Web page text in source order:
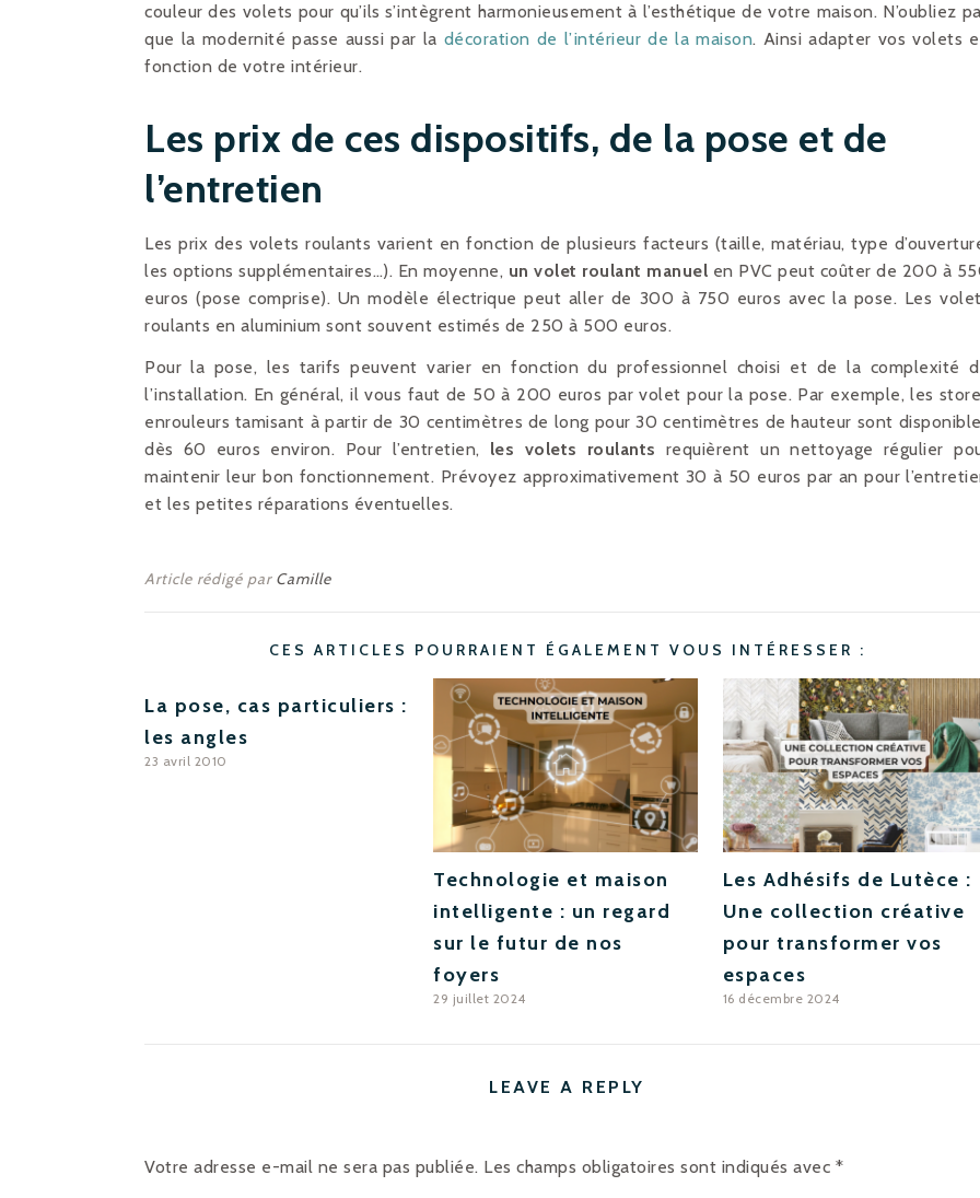
couleur des volets pour qu’ils s’intègrent harmonieusement à l’esthétique de votre maison. N’oubliez
que la modernité passe aussi par la décoration de l’intérieur de la maison. Ainsi adapter vos volets
fonction de votre intérieur.
Les prix de ces dispositifs, de la pose et de
l’entretien
Les prix des volets roulants varient en fonction de plusieurs facteurs (taille, matériau, type
les options supplémentaires…). En moyenne, un volet roulant manuel en PVC peut coûter de 200 à
euros (pose comprise). Un modèle électrique peut aller de 300 à 750 euros avec la pose. Les
roulants en aluminium sont souvent estimés de 250 à 500 euros.
Pour la pose, les tarifs peuvent varier en fonction du professionnel choisi et de la complexité
l’installation. En général, il vous faut de 50 à 200 euros par volet pour la pose. Par exemple, les
enrouleurs tamisant à partir de 30 centimètres de long pour 30 centimètres de hauteur sont
dès 60 euros environ. Pour l’entretien, les volets roulants requièrent un nettoyage régulier
maintenir leur bon fonctionnement. Prévoyez approximativement 30 à 50 euros par an pour
et les petites réparations éventuelles.
Article rédigé par Camille
CES ARTICLES POURRAIENT ÉGALEMENT VOUS INTÉRESSER :
La pose, cas particuliers :
les angles
23 avril 2010
Technologie et maison
intelligente : un regard
sur le futur de nos
foyers
29 juillet 2024
Les Adhésifs de Lutèce :
Une collection créative
pour transformer vos
espaces
16 décembre 2024
LEAVE A REPLY
Votre adresse e-mail ne sera pas publiée. Les champs obligatoires sont indiqués avec *